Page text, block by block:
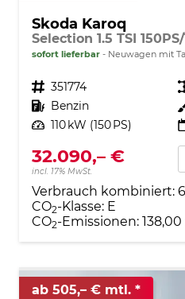
Skoda Karoq
sofort lieferbar Neuwagen mit
Fahrzeugnr. 351774
Kraftstoff Benzin
Leistung 110 kW (150 PS)
32.090,– €
incl. 17% MwSt.
Verbrauch kombiniert:
CO2-Klasse: E
CO2-Emissionen:
ab 505,– € mtl.